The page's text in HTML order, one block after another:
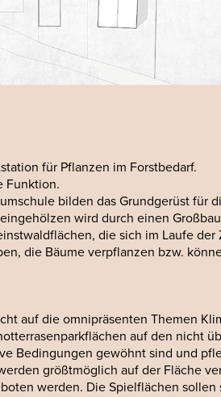
für Pflanzen im Forstbedarf.
Funktion.
bilden das Grundgerüst für
wird durch einen
die sich im Laufe
die Bäume verpflanzen bzw.
auf die omnipräsenten Themen
auf den nicht
Bedingungen gewöhnt sind und
größtmöglich auf der Fläche
werden. Die Spielflächen